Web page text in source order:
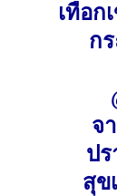
เทือก
ก
จ
ป
สุข